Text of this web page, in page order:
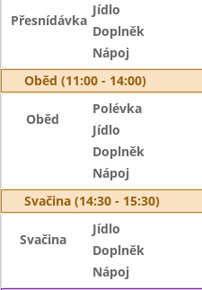
Přesnídávka
Jídlo
Doplněk
Nápoj
Oběd (11:00 - 14:00)
Oběd
Polévka
Jídlo
Doplněk
Nápoj
Svačina (14:30 - 15:30)
Svačina
Jídlo
Doplněk
Nápoj